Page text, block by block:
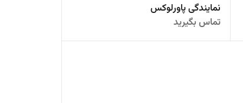
نمایندگی پاورلوکس
تماس بگیرید